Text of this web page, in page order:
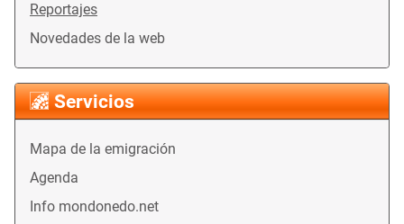
Reportajes
Novedades de la web
Servicios
Mapa de la emigración
Agenda
Info mondonedo.net